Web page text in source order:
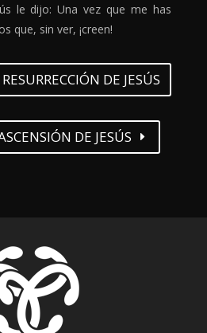
le dijo: Una vez que me has
que, sin ver, ¡creen!
DE JESÚS
DE JESÚS